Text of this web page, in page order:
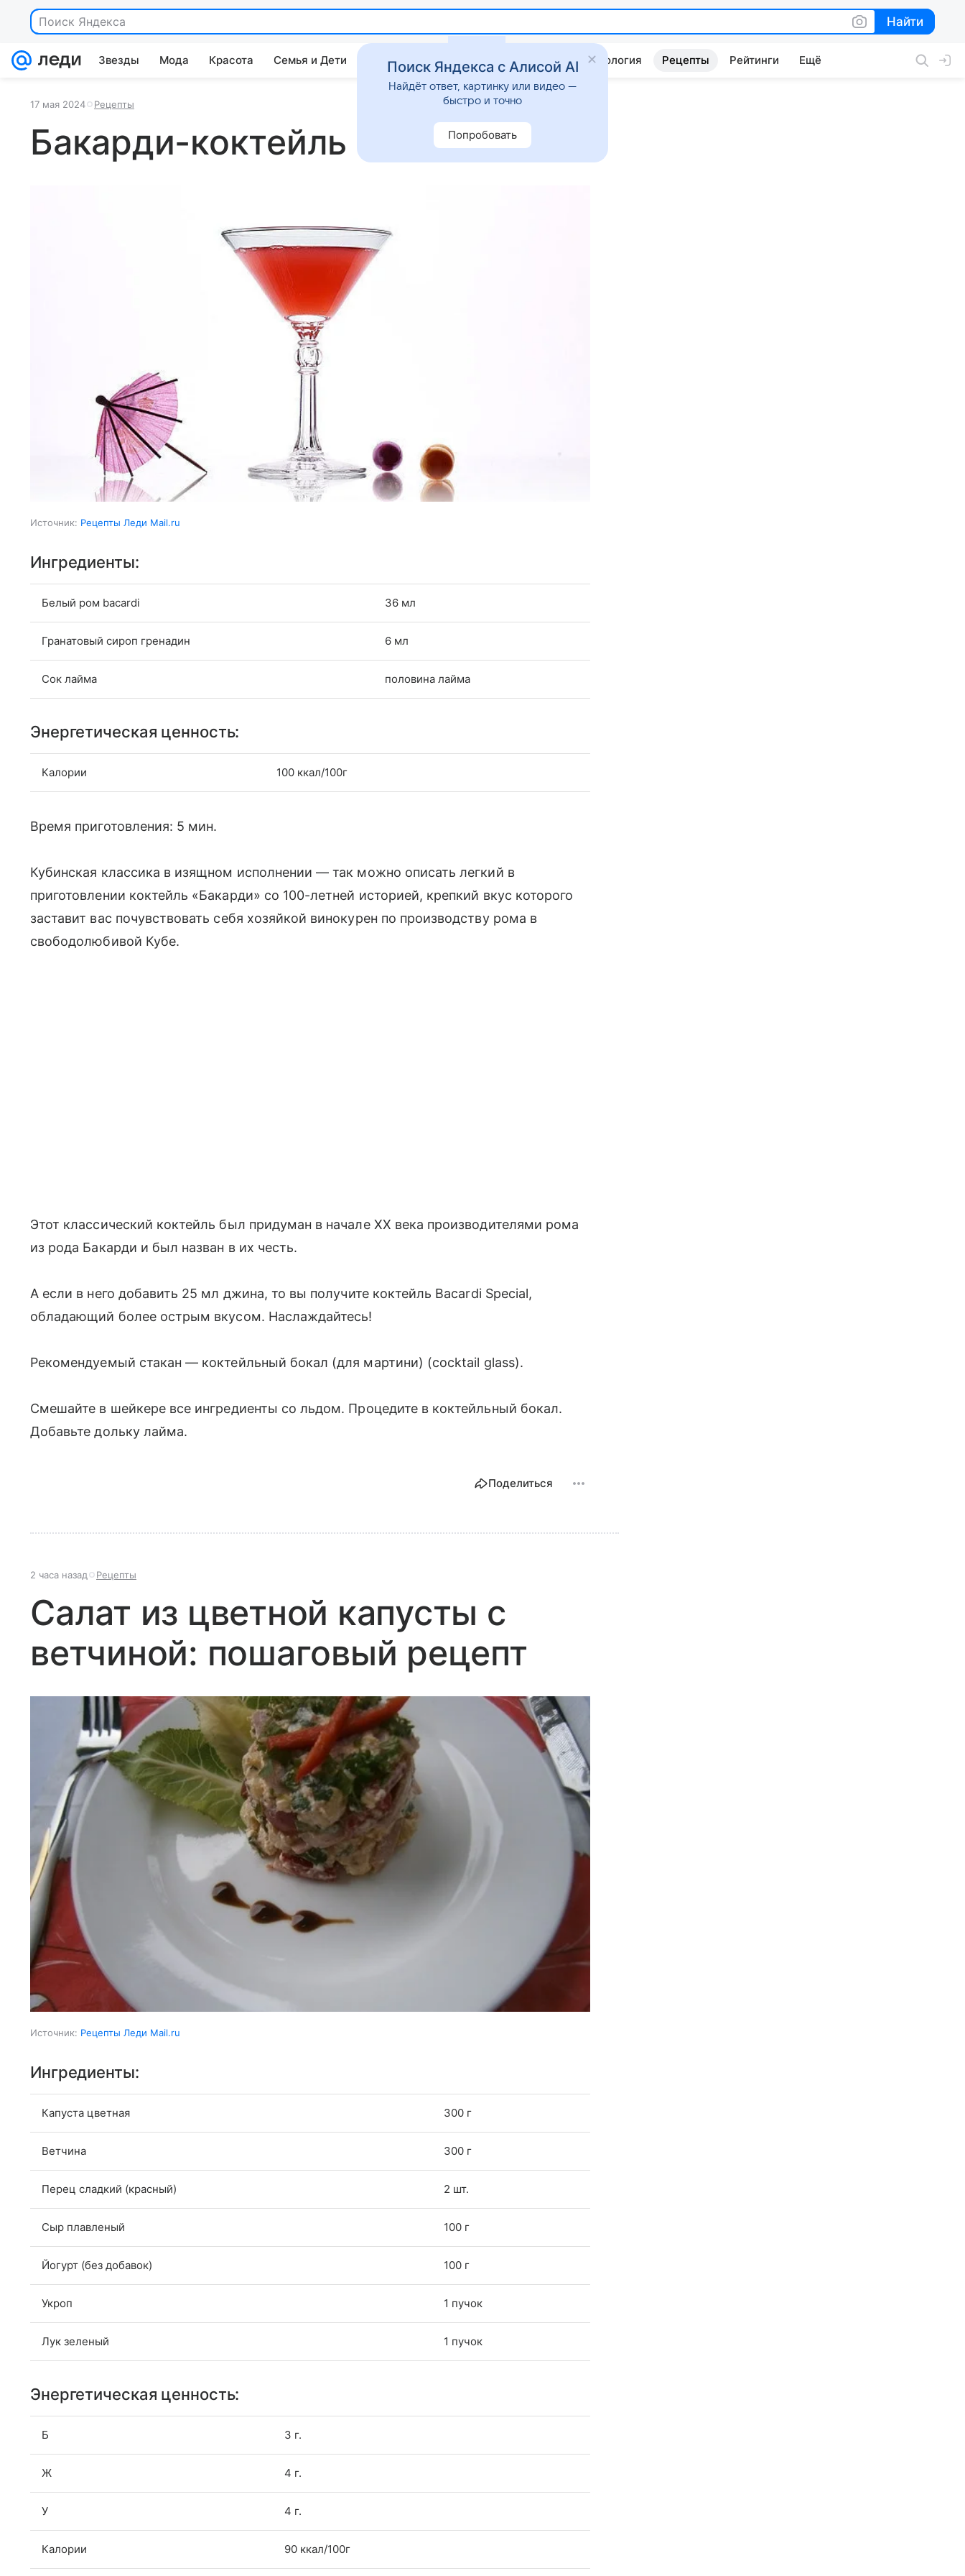
Поиск Яндекса Найти
Найти
Звезды Мода Красота Семья и Дети Дом Гороскопы Стиль жизни Психология Рецепты Рейтинги Ещё
17 мая 2024 Рецепты
Бакарди-коктейль
Источник: Рецепты Леди Mail.ru
Ингредиенты:
Белый ром bacardi 36 мл
Гранатовый сироп гренадин 6 мл
Сок лайма половина лайма
Энергетическая ценность:
Калории 100 ккал/100г
Время приготовления: 5 мин.
Кубинская классика в изящном исполнении — так можно описать легкий в
приготовлении коктейль «Бакарди» со 100-летней историей, крепкий вкус которого
заставит вас почувствовать себя хозяйкой винокурен по производству рома в
свободолюбивой Кубе.
Этот классический коктейль был придуман в начале XX века производителями рома
из рода Бакарди и был назван в их честь.
А если в него добавить 25 мл джина, то вы получите коктейль Bacardi Special,
обладающий более острым вкусом. Наслаждайтесь!
Рекомендуемый стакан — коктейльный бокал (для мартини) (cocktail glass).
Смешайте в шейкере все ингредиенты со льдом. Процедите в коктейльный бокал.
Добавьте дольку лайма.
Поделиться
2 часа назад Рецепты
Салат из цветной капусты с
ветчиной: пошаговый рецепт
Источник: Рецепты Леди Mail.ru
Ингредиенты:
Капуста цветная 300 г
Ветчина 300 г
Перец сладкий (красный) 2 шт.
Сыр плавленый 100 г
Йогурт (без добавок) 100 г
Укроп 1 пучок
Лук зеленый 1 пучок
Энергетическая ценность:
Б 3 г.
Ж 4 г.
У 4 г.
Калории 90 ккал/100г
Поиск Яндекса с Алисой AI
Найдёт ответ, картинку или видео —
быстро и точно
Попробовать